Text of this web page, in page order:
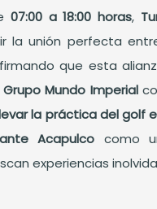
07:00 a 18:00 horas,
la unión perfecta
que esta
Grupo Mundo Imperial
la práctica del golf
Acapulco como
experiencias